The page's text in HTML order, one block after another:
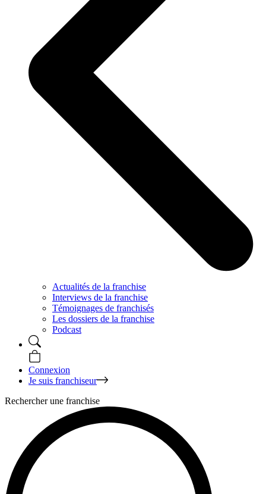
Actualités de la franchise
Interviews de la franchise
Témoignages de franchisés
Les dossiers de la franchise
Podcast
Connexion
Je suis franchiseur
Rechercher une franchise